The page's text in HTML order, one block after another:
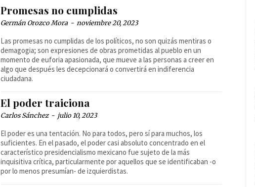
Promesas no cumplidas
Germán Orozco Mora - noviembre 20, 2023
Las promesas no cumplidas de los políticos, no son quizás mentiras o
demagogia; son expresiones de obras prometidas al pueblo en un
momento de euforia apasionada, que mueve a las personas a creer en
algo que después les decepcionará o convertirá en indiferencia
ciudadana.
El poder traiciona
Carlos Sánchez - julio 10, 2023
El poder es una tentación. No para todos, pero sí para muchos, los
suficientes. En el pasado, el poder casi absoluto concentrado en el
característico presidencialismo mexicano fue sujeto de la más
inquisitiva crítica, particularmente por aquellos que se identificaban -o
por lo menos presumían- de izquierdistas.